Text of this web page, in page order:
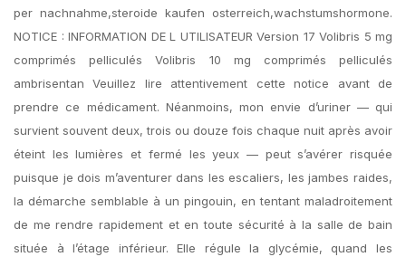
per nachnahme,steroide kaufen osterreich,wachstumshormone.
NOTICE : INFORMATION DE L UTILISATEUR Version 17 Volibris 5 mg
comprimés pelliculés Volibris 10 mg comprimés pelliculés
ambrisentan Veuillez lire attentivement cette notice avant de
prendre ce médicament. Néanmoins, mon envie d’uriner — qui
survient souvent deux, trois ou douze fois chaque nuit après avoir
éteint les lumières et fermé les yeux — peut s’avérer risquée
puisque je dois m’aventurer dans les escaliers, les jambes raides,
la démarche semblable à un pingouin, en tentant maladroitement
de me rendre rapidement et en toute sécurité à la salle de bain
située à l’étage inférieur. Elle régule la glycémie, quand les